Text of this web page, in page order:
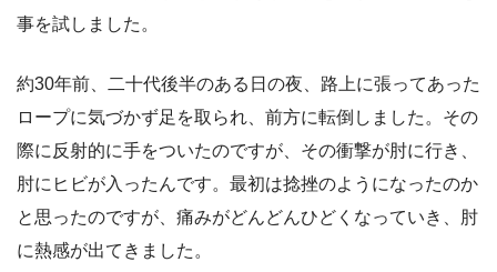
事を試しました。
約30年前、二十代後半のある日の夜、路上に張ってあった
ロープに気づかず足を取られ、前方に転倒しました。その
際に反射的に手をついたのですが、その衝撃が肘に行き、
肘にヒビが入ったんです。最初は捻挫のようになったのか
と思ったのですが、痛みがどんどんひどくなっていき、肘
に熱感が出てきました。